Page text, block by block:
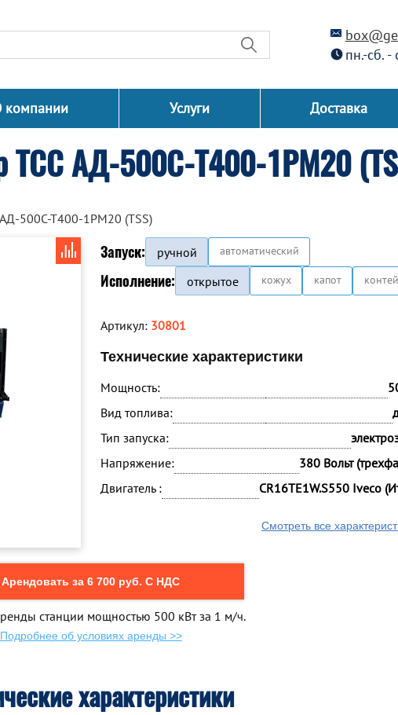
пн.-сб.
компании Услуги Доставка
ТСС АД-500С-Т400-1РМ20
500С-Т400-1РМ20 (TSS)
Запуск: ручной автоматический
Исполнение: открытое кожух капот
Артикул: 30801
Технические характеристики
Мощность:
Вид топлива:
Тип запуска:
Напряжение:
380 Вольт
Двигатель :
CR16TE1W.S550 Iveco
Смотреть все
Арендовать за 6 700 руб. С НДС
станции мощностью 500 кВт за 1 м/ч.
Подробнее об условиях аренды >>
характеристики